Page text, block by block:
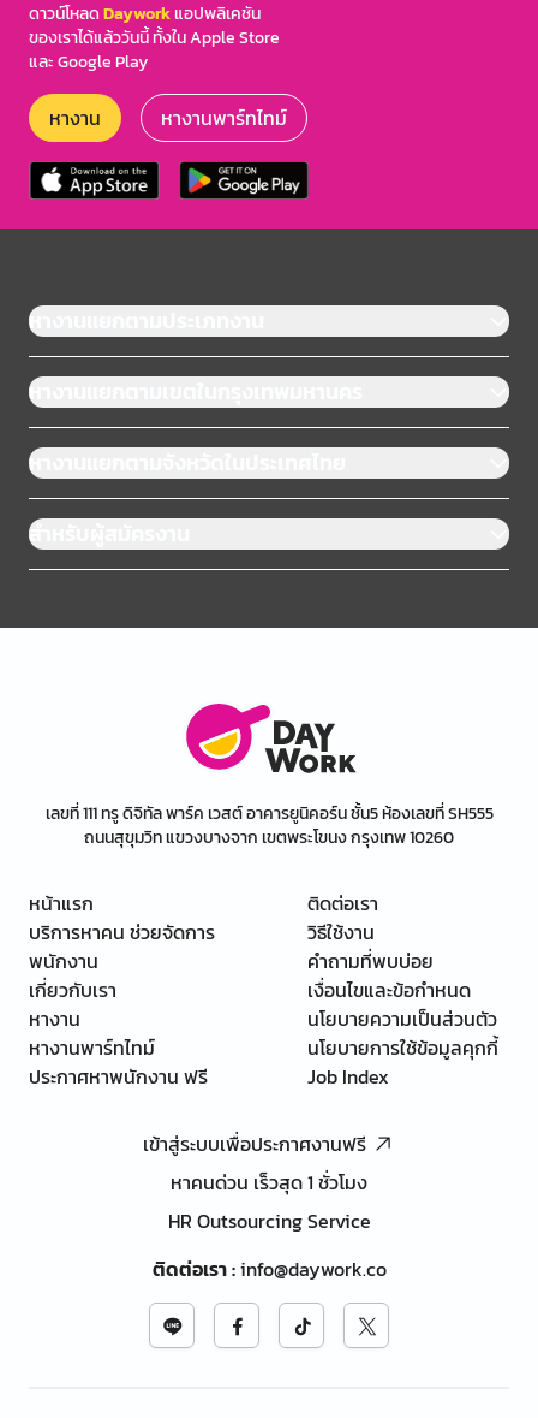
ดาวน์โหลดDayworkแอปพลิเคชัน
ของเราได้แล้ววันนี้ ทั้งใน Apple Store
และ Google Play
หางาน หางานพาร์ทไทม์
หางานแยกตามประเภทงาน
หางานแยกตามเขตในกรุงเทพมหานคร
หางานแยกตามจังหวัดในประเทศไทย
สำหรับผู้สมัครงาน
เลขที่ 111 ทรู ดิจิทัล พาร์ค เวสต์ อาคารยูนิคอร์น ชั้น5 ห้องเลขที่ SH555
ถนนสุขุมวิท แขวงบางจาก เขตพระโขนง กรุงเทพ 10260
หน้าแรก
บริการหาคน ช่วยจัดการ
พนักงาน
เกี่ยวกับเรา
หางาน
หางานพาร์ทไทม์
ประกาศหาพนักงาน ฟรี
ติดต่อเรา
วิธีใช้งาน
คำถามที่พบบ่อย
เงื่อนไขและข้อกำหนด
นโยบายความเป็นส่วนตัว
นโยบายการใช้ข้อมูลคุกกี้
Job Index
เข้าสู่ระบบเพื่อประกาศงานฟรี
หาคนด่วน เร็วสุด 1 ชั่วโมง
HR Outsourcing Service
ติดต่อเรา:info@daywork.co